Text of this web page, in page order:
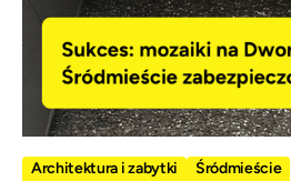
Architektura i zabytki Śródmieście